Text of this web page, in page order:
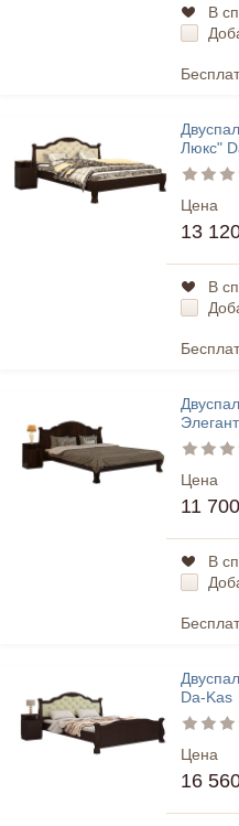
В
Люкс"
Цена
13
В
Цена
11
В
Da-Kas
Цена
16